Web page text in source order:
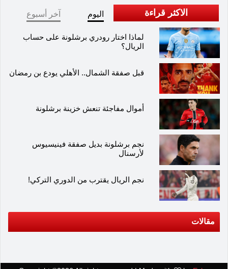
الاكثر قراءة اليوم آخر أسبوع
لماذا اختار رودري برشلونة على حساب
الريال؟
قبل صفقة الشمال.. الأهلي يودع بن رمضان
أموال مفاجئة تنعش خزينة برشلونة
نجم برشلونة بديل صفقة فينيسيوس
لأرسنال
نجم الريال يقترب من الدوري التركي!
مقالات